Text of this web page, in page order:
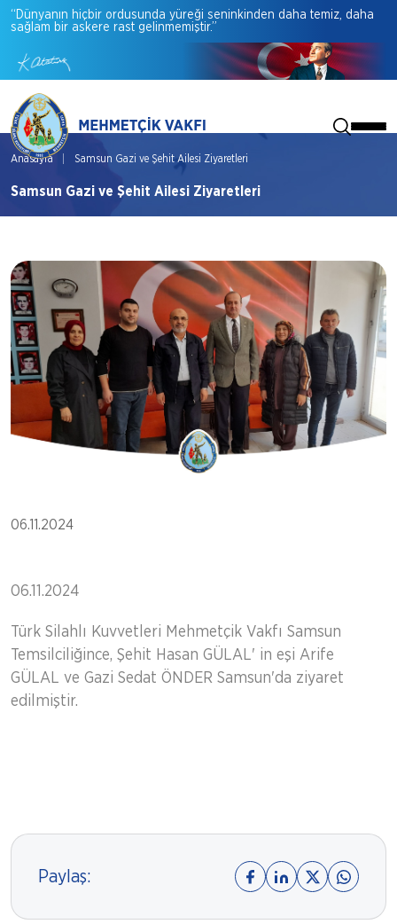
“Dünyanın hiçbir ordusunda yüreği seninkinden daha temiz, daha
sağlam bir askere rast gelinmemiştir.”
Anasayfa Samsun Gazi ve Şehit Ailesi Ziyaretleri
Samsun Gazi ve Şehit Ailesi Ziyaretleri
06.11.2024
06.11.2024
Türk Silahlı Kuvvetleri Mehmetçik Vakfı Samsun
Temsilciliğince, Şehit Hasan GÜLAL' in eşi Arife
GÜLAL ve Gazi Sedat ÖNDER Samsun'da ziyaret
edilmiştir.
Paylaş: